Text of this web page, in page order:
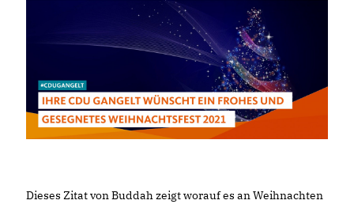
Dieses Zitat von Buddah zeigt worauf es an Weihnachten